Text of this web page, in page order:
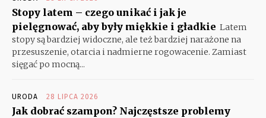
Stopy latem – czego unikać i jak je
pielęgnować, aby były miękkie i gładkie Latem
stopy są bardziej widoczne, ale też bardziej narażone na
przesuszenie, otarcia i nadmierne rogowacenie. Zamiast
sięgać po mocną...
URODA 28 LIPCA 2026
Jak dobrać szampon? Najczęstsze problemy